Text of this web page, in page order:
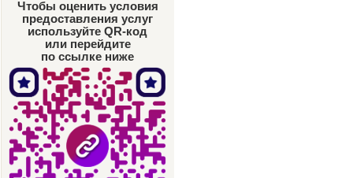
Чтобы оценить условия
предоставления услуг
используйте QR-код
или перейдите
по ссылке ниже